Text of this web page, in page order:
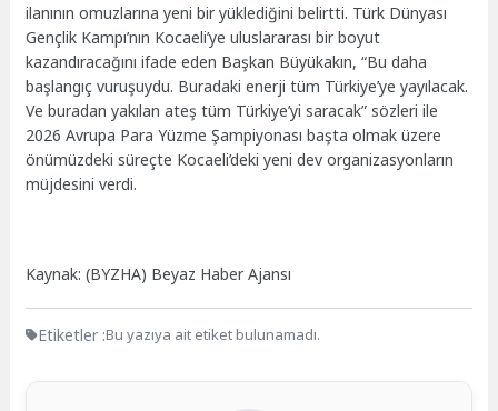
ilanının omuzlarına yeni bir yüklediğini belirtti. Türk Dünyası
Gençlik Kampı’nın Kocaeli’ye uluslararası bir boyut
kazandıracağını ifade eden Başkan Büyükakın, “Bu daha
başlangıç vuruşuydu. Buradaki enerji tüm Türkiye’ye yayılacak.
Ve buradan yakılan ateş tüm Türkiye’yi saracak” sözleri ile
2026 Avrupa Para Yüzme Şampiyonası başta olmak üzere
önümüzdeki süreçte Kocaeli’deki yeni dev organizasyonların
müjdesini verdi.
Kaynak: (BYZHA) Beyaz Haber Ajansı
Etiketler :Bu yazıya ait etiket bulunamadı.